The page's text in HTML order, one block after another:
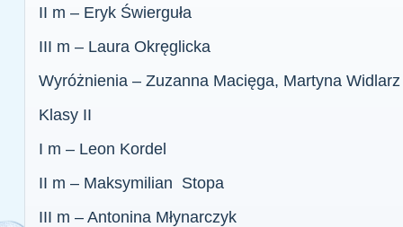
II m – Eryk Świerguła
III m – Laura Okręglicka
Wyróżnienia – Zuzanna Macięga, Martyna Widlarz
Klasy II
I m – Leon Kordel
II m – Maksymilian Stopa
III m – Antonina Młynarczyk